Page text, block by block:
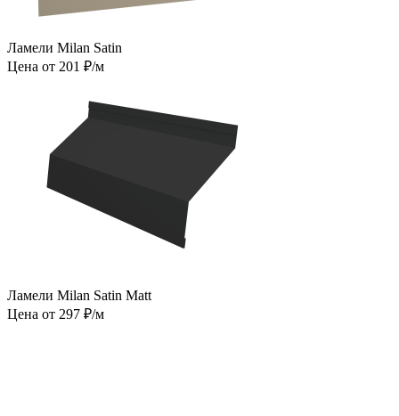
Ламели Milan Satin
Цена от 201 ₽/м
Ламели Milan Satin Matt
Цена от 297 ₽/м